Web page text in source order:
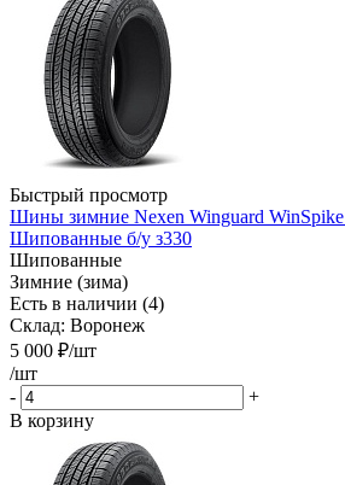
Быстрый просмотр
Шины зимние Nexen Winguard
Шипованные б/у з330
Шипованные
Зимние (зима)
Есть в наличии (4)
Склад: Воронеж
5 000 ₽/шт
/шт
-
+
В корзину